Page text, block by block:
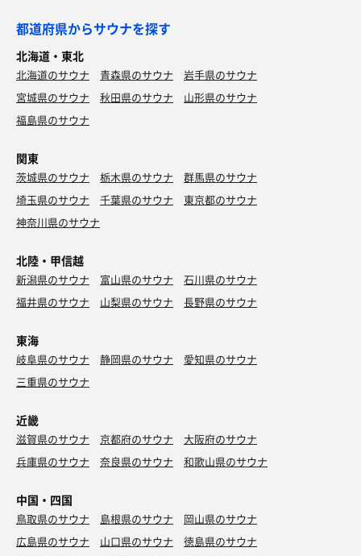
都道府県からサウナを探す
北海道・東北
北海道のサウナ 青森県のサウナ
岩手県のサウナ
宮城県のサウナ
秋田県のサウナ
山形県のサウナ
福島県のサウナ
関東
茨城県のサウナ 栃木県のサウナ
群馬県のサウナ
埼玉県のサウナ
千葉県のサウナ
東京都のサウナ
神奈川県のサウナ
北陸・甲信越
新潟県のサウナ 富山県のサウナ
石川県のサウナ
福井県のサウナ
山梨県のサウナ 長野県のサウナ
東海
岐阜県のサウナ 静岡県のサウナ
愛知県のサウナ
三重県のサウナ
近畿
滋賀県のサウナ 京都府のサウナ
大阪府のサウナ
兵庫県のサウナ
奈良県のサウナ 和歌山県のサウナ
中国・四国
鳥取県のサウナ 島根県のサウナ
岡山県のサウナ
広島県のサウナ
山口県のサウナ
徳島県のサウナ